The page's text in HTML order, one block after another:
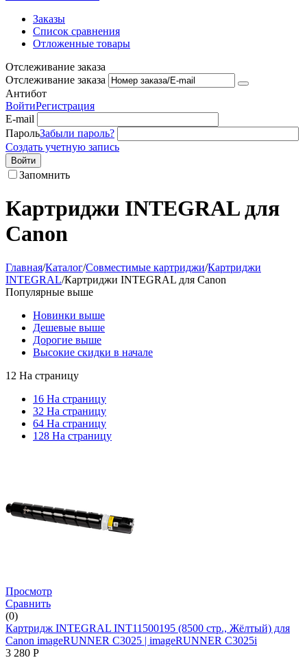
Заказы
Список сравнения
Отложенные товары
Отслеживание заказа
Отслеживание заказа
Антибот
ВойтиРегистрация
E-mail
ПарольЗабыли пароль?
Создать учетную запись
Войти
Запомнить
Картриджи INTEGRAL для
Canon
Главная/Каталог/Совместимые картриджи/Картриджи
INTEGRAL/Картриджи INTEGRAL для Canon
Популярные выше
Новинки выше
Дешевые выше
Дорогие выше
Высокие скидки в начале
12 На страницу
16 На страницу
32 На страницу
64 На страницу
128 На страницу
Просмотр
Сравнить
(0)
Картридж INTEGRAL INT11500195 (8500 стр., Жёлтый) для
Canon imageRUNNER C3025 | imageRUNNER C3025i
3 280 Р